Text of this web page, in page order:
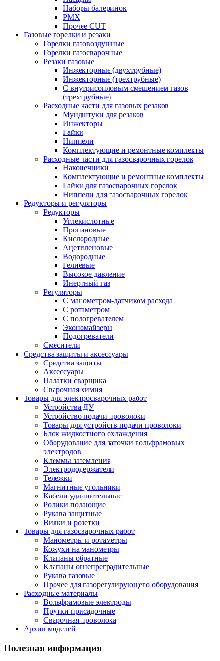
Наборы балеринок
PMX
Прочее CUT
Газовые горелки и резаки
Горелки газовоздушные
Горелки газосварочные
Резаки газовые
Инжекторные (двухтрубные)
Инжекторные (трехтрубные)
С внутрисопловым смешением газов
(трехтрубные)
Расходные части для газовых резаков
Мундштуки для резаков
Инжекторы
Гайки
Ниппели
Комплектующие и ремонтные комплекты
Расходные части для газосварочных горелок
Наконечники
Комплектующие и ремонтные комплекты
Гайки для газосварочных горелок
Ниппели для газосварочных горелок
Редукторы и регуляторы
Редукторы
Углекислотные
Пропановые
Кислородные
Ацетиленовые
Водородные
Гелиевые
Высокое давление
Инертный газ
Регуляторы
С манометром-датчиком расхода
С ротаметром
С подогревателем
Экономайзеры
Подогреватели
Смесители
Средства защиты и аксессуары
Средства защиты
Аксессуары
Палатки сварщика
Сварочная химия
Товары для электросварочных работ
Устройства ДУ
Устройство подачи проволоки
Товары для устройств подачи проволоки
Блок жидкостного охлаждения
Оборудование для заточки вольфрамовых
электродов
Клеммы заземления
Электрододержатели
Тележки
Магнитные угольники
Кабели удлинительные
Ролики подающие
Рукава защитные
Вилки и розетки
Товары для газосварочных работ
Манометры и ротаметры
Кожухи на манометры
Клапаны обратные
Клапаны огнепреградительные
Рукава газовые
Прочее для газорегулирующего оборудования
Расходные материалы
Вольфрамовые электроды
Прутки присадочные
Сварочная проволока
Архив моделей
Полезная информация